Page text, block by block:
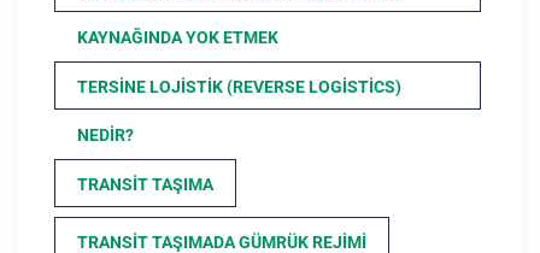
KAYNAĞINDA YOK ETMEK
TERSINE LOJISTIK (REVERSE LOGISTICS)
NEDIR?
TRANSIT TAŞIMA
TRANSIT TAŞIMADA GÜMRÜK REJIMI